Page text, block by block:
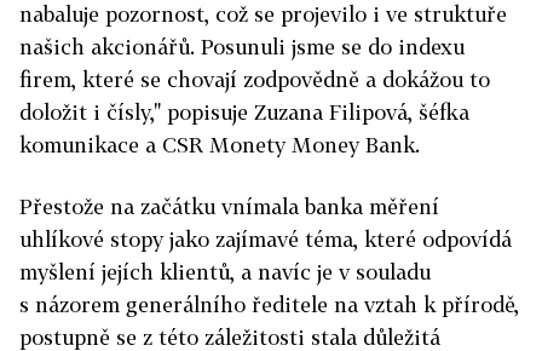
nabaluje pozornost, což se projevilo i ve struktuře
našich akcionářů. Posunuli jsme se do indexu
firem, které se chovají zodpovědně a dokážou to
doložit i čísly," popisuje Zuzana Filipová, šéfka
komunikace a CSR Monety Money Bank.
Přestože na začátku vnímala banka měření
uhlíkové stopy jako zajímavé téma, které odpovídá
myšlení jejích klientů, a navíc je v souladu
s názorem generálního ředitele na vztah k přírodě,
postupně se z této záležitosti stala důležitá